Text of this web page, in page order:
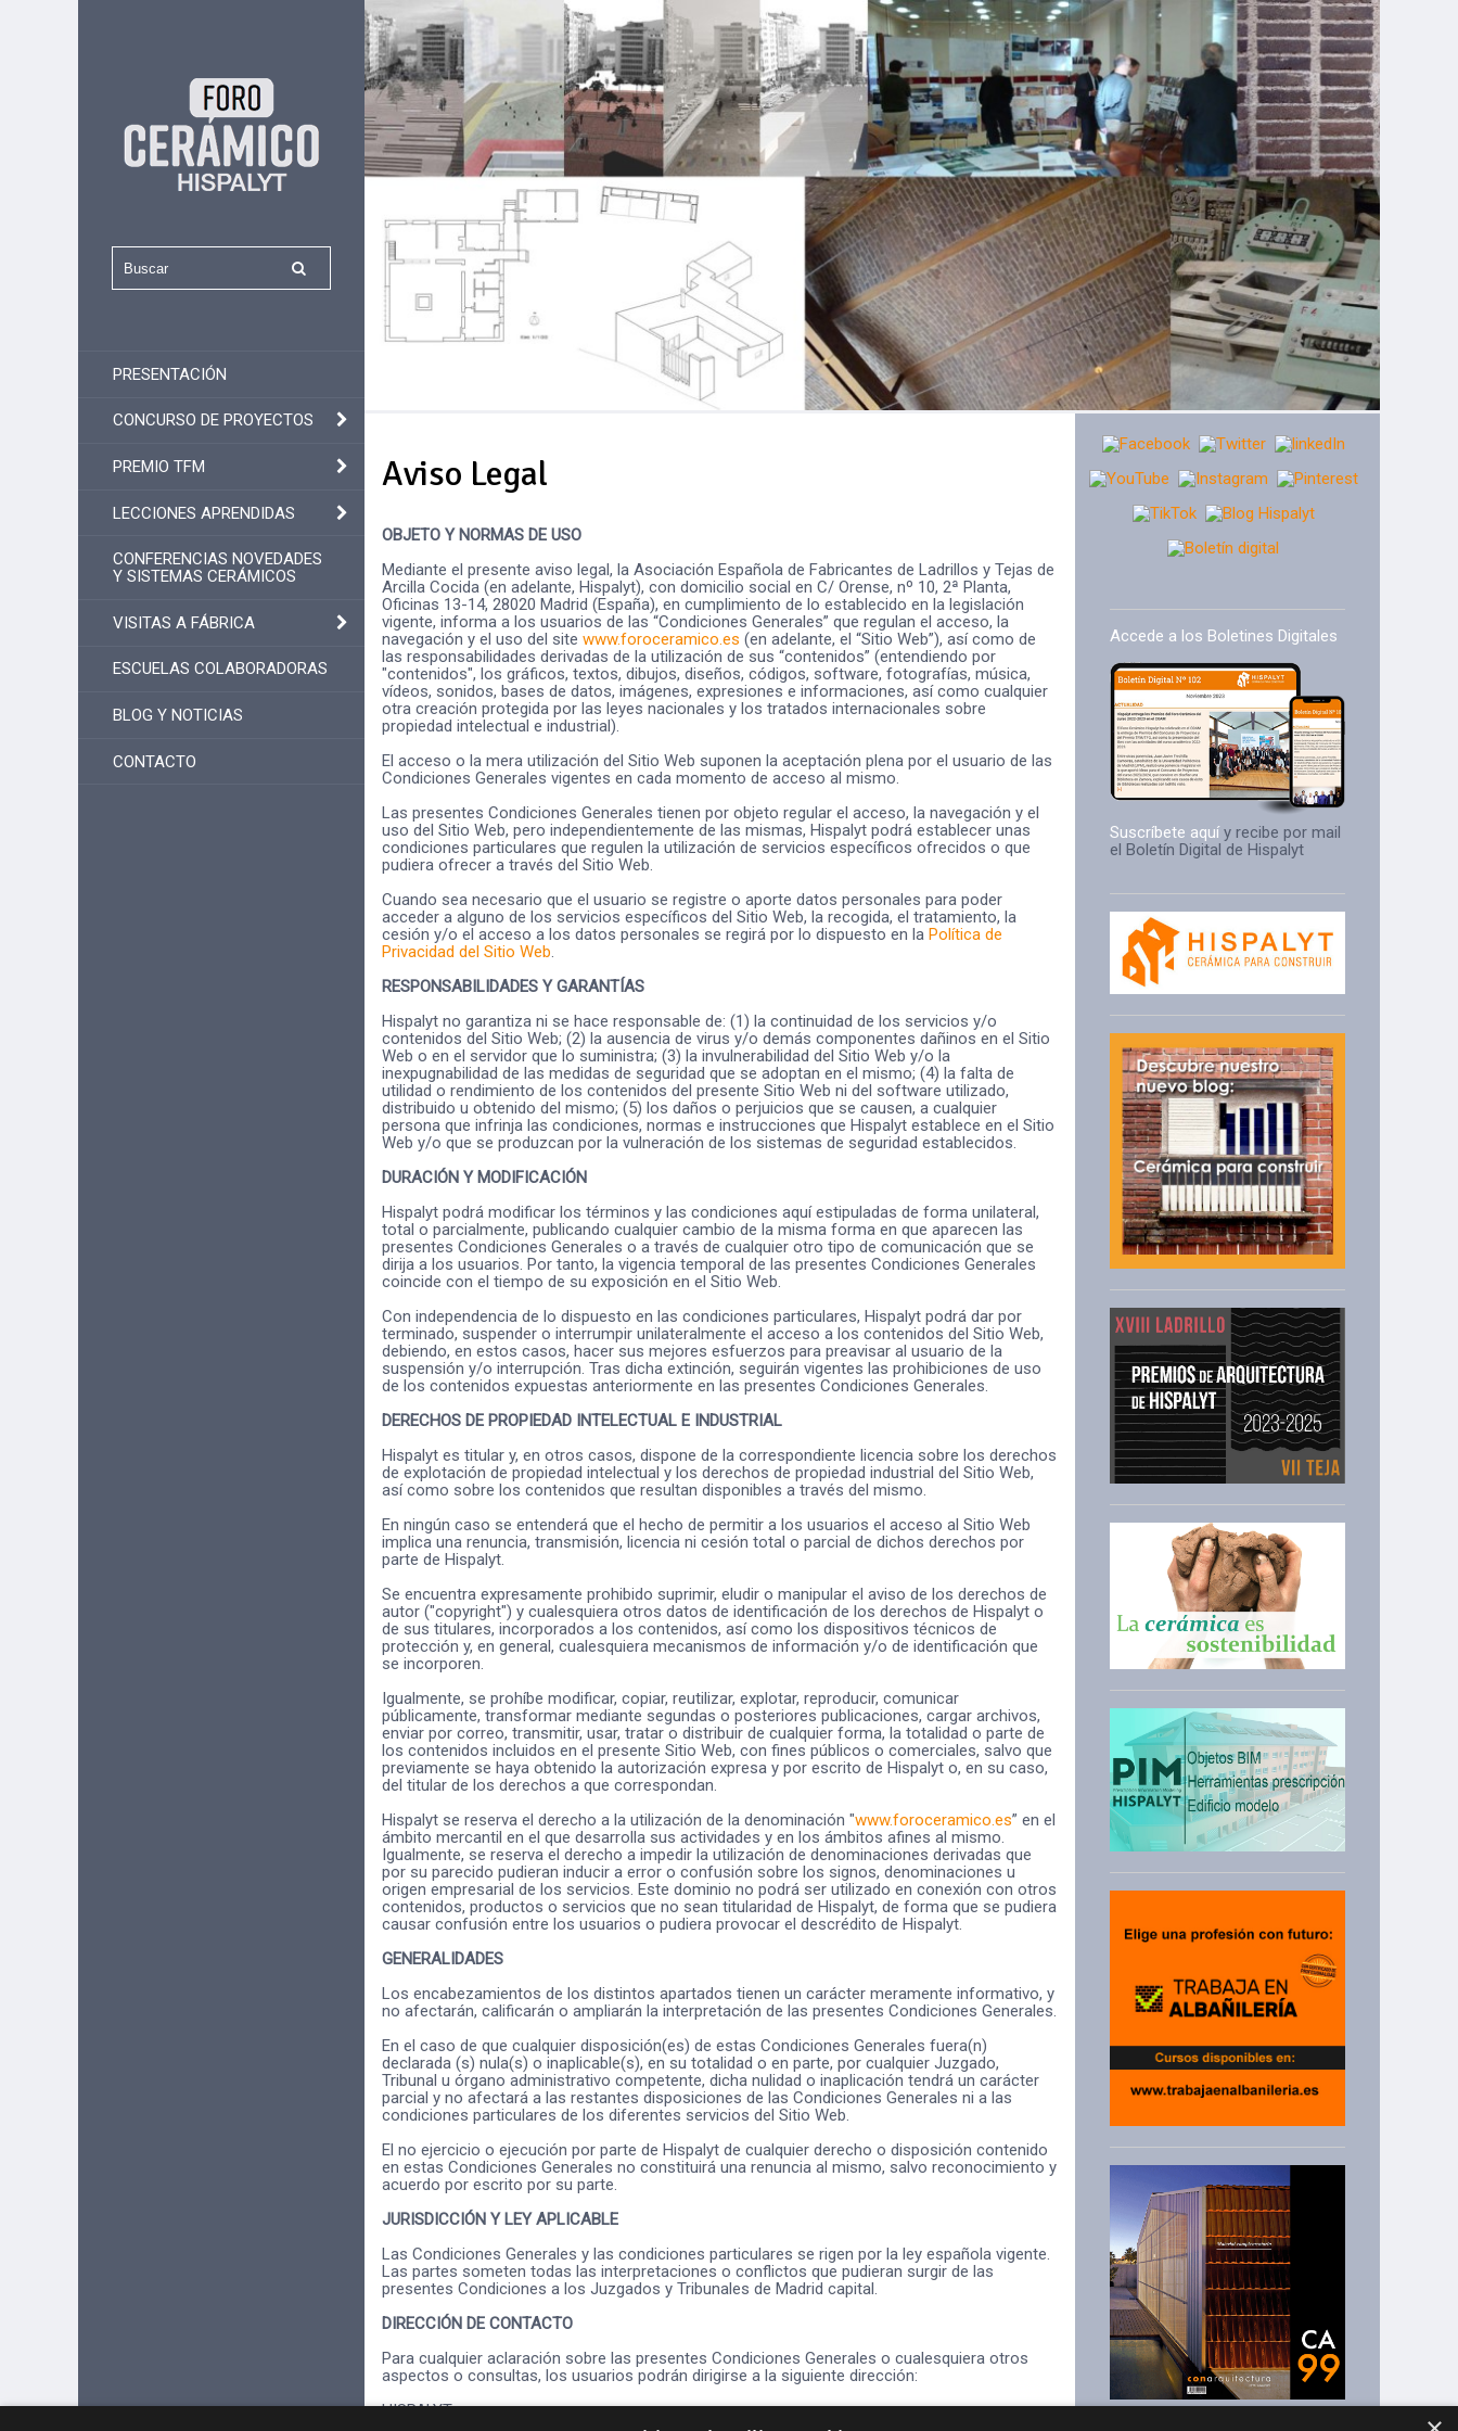
PRESENTACIÓN
CONCURSO DE PROYECTOS
PREMIO TFM
LECCIONES APRENDIDAS
CONFERENCIAS NOVEDADES
Y SISTEMAS CERÁMICOS
VISITAS A FÁBRICA
ESCUELAS COLABORADORAS
BLOG Y NOTICIAS
CONTACTO
Aviso Legal
OBJETO Y NORMAS DE USO
Mediante el presente aviso legal, la Asociación Española de Fabricantes de Ladrillos y Tejas de
Arcilla Cocida (en adelante, Hispalyt), con domicilio social en C/ Orense, nº 10, 2ª Planta,
Oficinas 13-14, 28020 Madrid (España), en cumplimiento de lo establecido en la legislación
vigente, informa a los usuarios de las “Condiciones Generales” que regulan el acceso, la
navegación y el uso del site www.foroceramico.es (en adelante, el “Sitio Web”), así como de
las responsabilidades derivadas de la utilización de sus “contenidos” (entendiendo por
"contenidos", los gráficos, textos, dibujos, diseños, códigos, software, fotografías, música,
vídeos, sonidos, bases de datos, imágenes, expresiones e informaciones, así como cualquier
otra creación protegida por las leyes nacionales y los tratados internacionales sobre
propiedad intelectual e industrial).
El acceso o la mera utilización del Sitio Web suponen la aceptación plena por el usuario de las
Condiciones Generales vigentes en cada momento de acceso al mismo.
Las presentes Condiciones Generales tienen por objeto regular el acceso, la navegación y el
uso del Sitio Web, pero independientemente de las mismas, Hispalyt podrá establecer unas
condiciones particulares que regulen la utilización de servicios específicos ofrecidos o que
pudiera ofrecer a través del Sitio Web.
Cuando sea necesario que el usuario se registre o aporte datos personales para poder
acceder a alguno de los servicios específicos del Sitio Web, la recogida, el tratamiento, la
cesión y/o el acceso a los datos personales se regirá por lo dispuesto en la Política de
Privacidad del Sitio Web.
RESPONSABILIDADES Y GARANTÍAS
Hispalyt no garantiza ni se hace responsable de: (1) la continuidad de los servicios y/o
contenidos del Sitio Web; (2) la ausencia de virus y/o demás componentes dañinos en el Sitio
Web o en el servidor que lo suministra; (3) la invulnerabilidad del Sitio Web y/o la
inexpugnabilidad de las medidas de seguridad que se adoptan en el mismo; (4) la falta de
utilidad o rendimiento de los contenidos del presente Sitio Web ni del software utilizado,
distribuido u obtenido del mismo; (5) los daños o perjuicios que se causen, a cualquier
persona que infrinja las condiciones, normas e instrucciones que Hispalyt establece en el Sitio
Web y/o que se produzcan por la vulneración de los sistemas de seguridad establecidos.
DURACIÓN Y MODIFICACIÓN
Hispalyt podrá modificar los términos y las condiciones aquí estipuladas de forma unilateral,
total o parcialmente, publicando cualquier cambio de la misma forma en que aparecen las
presentes Condiciones Generales o a través de cualquier otro tipo de comunicación que se
dirija a los usuarios. Por tanto, la vigencia temporal de las presentes Condiciones Generales
coincide con el tiempo de su exposición en el Sitio Web.
Con independencia de lo dispuesto en las condiciones particulares, Hispalyt podrá dar por
terminado, suspender o interrumpir unilateralmente el acceso a los contenidos del Sitio Web,
debiendo, en estos casos, hacer sus mejores esfuerzos para preavisar al usuario de la
suspensión y/o interrupción. Tras dicha extinción, seguirán vigentes las prohibiciones de uso
de los contenidos expuestas anteriormente en las presentes Condiciones Generales.
DERECHOS DE PROPIEDAD INTELECTUAL E INDUSTRIAL
Hispalyt es titular y, en otros casos, dispone de la correspondiente licencia sobre los derechos
de explotación de propiedad intelectual y los derechos de propiedad industrial del Sitio Web,
así como sobre los contenidos que resultan disponibles a través del mismo.
En ningún caso se entenderá que el hecho de permitir a los usuarios el acceso al Sitio Web
implica una renuncia, transmisión, licencia ni cesión total o parcial de dichos derechos por
parte de Hispalyt.
Se encuentra expresamente prohibido suprimir, eludir o manipular el aviso de los derechos de
autor ("copyright") y cualesquiera otros datos de identificación de los derechos de Hispalyt o
de sus titulares, incorporados a los contenidos, así como los dispositivos técnicos de
protección y, en general, cualesquiera mecanismos de información y/o de identificación que
se incorporen.
Igualmente, se prohíbe modificar, copiar, reutilizar, explotar, reproducir, comunicar
públicamente, transformar mediante segundas o posteriores publicaciones, cargar archivos,
enviar por correo, transmitir, usar, tratar o distribuir de cualquier forma, la totalidad o parte de
los contenidos incluidos en el presente Sitio Web, con fines públicos o comerciales, salvo que
previamente se haya obtenido la autorización expresa y por escrito de Hispalyt o, en su caso,
del titular de los derechos a que correspondan.
Hispalyt se reserva el derecho a la utilización de la denominación "www.foroceramico.es” en el
ámbito mercantil en el que desarrolla sus actividades y en los ámbitos afines al mismo.
Igualmente, se reserva el derecho a impedir la utilización de denominaciones derivadas que
por su parecido pudieran inducir a error o confusión sobre los signos, denominaciones u
origen empresarial de los servicios. Este dominio no podrá ser utilizado en conexión con otros
contenidos, productos o servicios que no sean titularidad de Hispalyt, de forma que se pudiera
causar confusión entre los usuarios o pudiera provocar el descrédito de Hispalyt.
GENERALIDADES
Los encabezamientos de los distintos apartados tienen un carácter meramente informativo, y
no afectarán, calificarán o ampliarán la interpretación de las presentes Condiciones Generales.
En el caso de que cualquier disposición(es) de estas Condiciones Generales fuera(n)
declarada (s) nula(s) o inaplicable(s), en su totalidad o en parte, por cualquier Juzgado,
Tribunal u órgano administrativo competente, dicha nulidad o inaplicación tendrá un carácter
parcial y no afectará a las restantes disposiciones de las Condiciones Generales ni a las
condiciones particulares de los diferentes servicios del Sitio Web.
El no ejercicio o ejecución por parte de Hispalyt de cualquier derecho o disposición contenido
en estas Condiciones Generales no constituirá una renuncia al mismo, salvo reconocimiento y
acuerdo por escrito por su parte.
JURISDICCIÓN Y LEY APLICABLE
Las Condiciones Generales y las condiciones particulares se rigen por la ley española vigente.
Las partes someten todas las interpretaciones o conflictos que pudieran surgir de las
presentes Condiciones a los Juzgados y Tribunales de Madrid capital.
DIRECCIÓN DE CONTACTO
Para cualquier aclaración sobre las presentes Condiciones Generales o cualesquiera otros
aspectos o consultas, los usuarios podrán dirigirse a la siguiente dirección:
HISPALYT
Accede a los Boletines Digitales
Suscríbete aquí y recibe por mail
el Boletín Digital de Hispalyt